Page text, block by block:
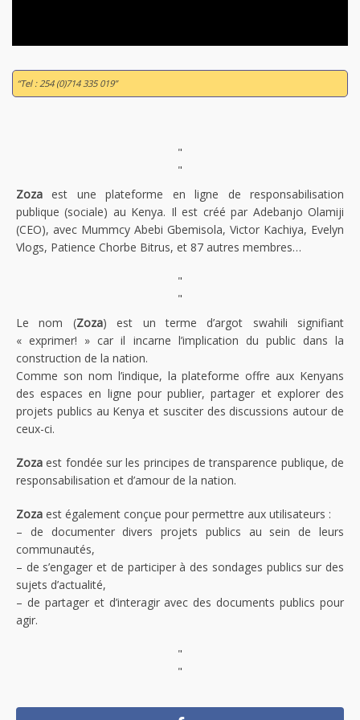
“Tel : 254 (0)714 335 019”
"
"
Zoza est une plateforme en ligne de responsabilisation
publique (sociale) au Kenya. Il est créé par Adebanjo Olamiji
(CEO), avec Mummcy Abebi Gbemisola, Victor Kachiya, Evelyn
Vlogs, Patience Chorbe Bitrus, et 87 autres membres…
"
"
Le nom (Zoza) est un terme d’argot swahili signifiant
« exprimer! » car il incarne l’implication du public dans la
construction de la nation.
Comme son nom l’indique, la plateforme offre aux Kenyans
des espaces en ligne pour publier, partager et explorer des
projets publics au Kenya et susciter des discussions autour de
ceux-ci.
Zoza est fondée sur les principes de transparence publique, de
responsabilisation et d’amour de la nation.
Zoza est également conçue pour permettre aux utilisateurs :
– de documenter divers projets publics au sein de leurs
communautés,
– de s’engager et de participer à des sondages publics sur des
sujets d’actualité,
– de partager et d’interagir avec des documents publics pour
agir.
"
"